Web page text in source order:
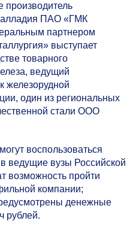
производитель
ПАО «ГМК
партнером
выступает
товарного
ведущий
железорудной
один из региональных
стали ООО
воспользоваться
ведущие вузы Российской
возможность пройти
компании;
денежные
рублей.